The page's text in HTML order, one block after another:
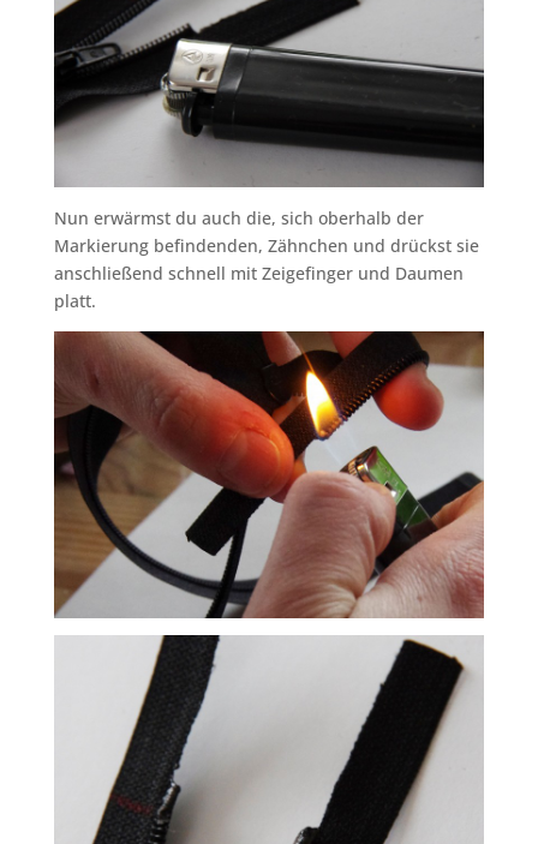
Nun erwärmst du auch die, sich oberhalb der
Markierung befindenden, Zähnchen und drückst sie
anschließend schnell mit Zeigefinger und Daumen
platt.